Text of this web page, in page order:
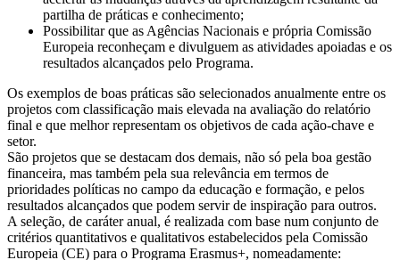
partilha de práticas e conhecimento;
Possibilitar que as Agências Nacionais e própria Comissão
Europeia reconheçam e divulguem as atividades apoiadas e os
resultados alcançados pelo Programa.
Os exemplos de boas práticas são selecionados anualmente entre os
projetos com classificação mais elevada na avaliação do relatório
final e que melhor representam os objetivos de cada ação-chave e
setor.
São projetos que se destacam dos demais, não só pela boa gestão
financeira, mas também pela sua relevância em termos de
prioridades políticas no campo da educação e formação, e pelos
resultados alcançados que podem servir de inspiração para outros.
A seleção, de caráter anual, é realizada com base num conjunto de
critérios quantitativos e qualitativos estabelecidos pela Comissão
Europeia (CE) para o Programa Erasmus+, nomeadamente: